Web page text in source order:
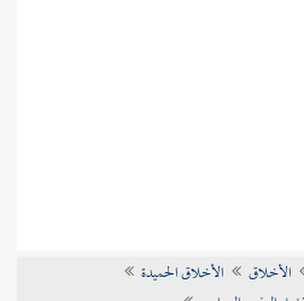
الأخلاق
الأخلاق الحميدة